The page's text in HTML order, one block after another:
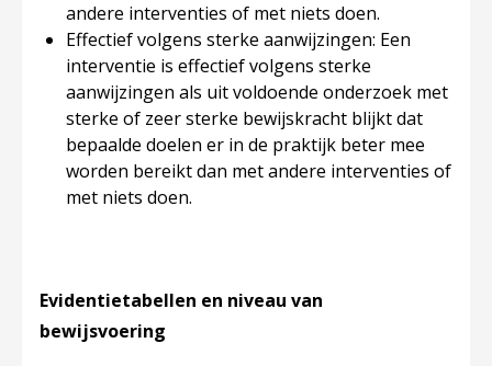
andere interventies of met niets doen.
Effectief volgens sterke aanwijzingen: Een
interventie is effectief volgens sterke
aanwijzingen als uit voldoende onderzoek met
sterke of zeer sterke bewijskracht blijkt dat
bepaalde doelen er in de praktijk beter mee
worden bereikt dan met andere interventies of
met niets doen.
Evidentietabellen en niveau van
bewijsvoering